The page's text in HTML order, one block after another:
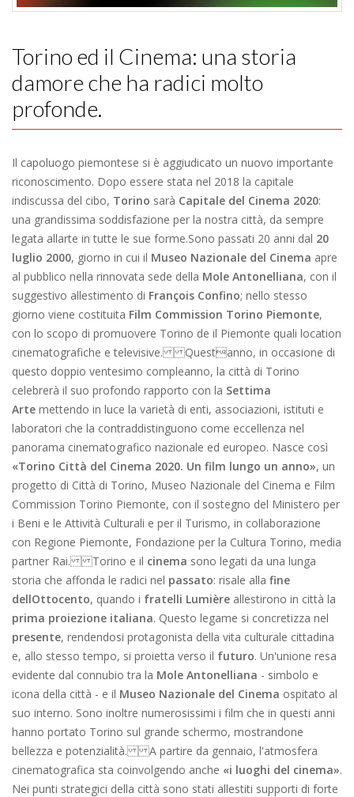
Torino ed il Cinema: una storia
damore che ha radici molto
profonde.
Il capoluogo piemontese si è aggiudicato un nuovo importante
riconoscimento. Dopo essere stata nel 2018 la capitale
indiscussa del cibo, Torino sarà Capitale del Cinema 2020:
una grandissima soddisfazione per la nostra città, da sempre
legata allarte in tutte le sue forme. Sono passati 20 anni dal 20
luglio 2000, giorno in cui il Museo Nazionale del Cinema apre
al pubblico nella rinnovata sede della Mole Antonelliana, con il
suggestivo allestimento di François Confino; nello stesso
giorno viene costituita Film Commission Torino Piemonte,
con lo scopo di promuovere Torino de il Piemonte quali location
cinematografiche e televisive. Questanno, in occasione di
questo doppio ventesimo compleanno, la città di Torino
celebrerà il suo profondo rapporto con la Settima
Arte mettendo in luce la varietà di enti, associazioni, istituti e
laboratori che la contraddistinguono come eccellenza nel
panorama cinematografico nazionale ed europeo. Nasce così
«Torino Città del Cinema 2020. Un film lungo un anno», un
progetto di Città di Torino, Museo Nazionale del Cinema e Film
Commission Torino Piemonte, con il sostegno del Ministero per
i Beni e le Attività Culturali e per il Turismo, in collaborazione
con Regione Piemonte, Fondazione per la Cultura Torino, media
partner Rai. Torino e il cinema sono legati da una lunga
storia che affonda le radici nel passato: risale alla fine
dellOttocento, quando i fratelli Lumière allestirono in città la
prima proiezione italiana. Questo legame si concretizza nel
presente, rendendosi protagonista della vita culturale cittadina
e, allo stesso tempo, si proietta verso il futuro. Un'unione resa
evidente dal connubio tra la Mole Antonelliana - simbolo e
icona della città - e il Museo Nazionale del Cinema ospitato al
suo interno. Sono inoltre numerosissimi i film che in questi anni
hanno portato Torino sul grande schermo, mostrandone
bellezza e potenzialità. A partire da gennaio, l'atmosfera
cinematografica sta coinvolgendo anche «i luoghi del cinema».
Nei punti strategici della città sono stati allestiti supporti di forte